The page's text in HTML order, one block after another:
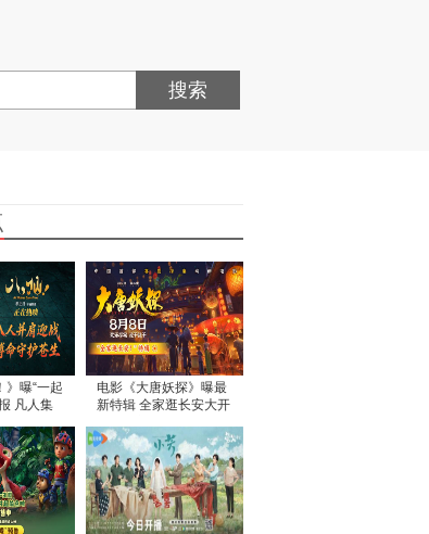
搜索
》曝“一起
凡人集
电影《大唐妖探》曝最
新特辑 全家逛长安大开